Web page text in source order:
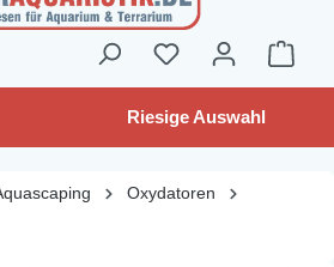
Riesige Auswahl
Oxydatoren